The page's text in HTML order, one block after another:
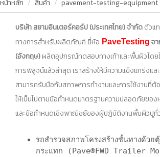
CALIBRATION
CONTACT US
หน้าหลัก สินค้า pavement-testing-equipment
บริษัท สยามอินเตอร์คอร์ป (ประเทศไทย) จำกัดตัวแ
ทางการสำหรับผลิตภัณฑ์ยี่ห้อ PaveTesting จ
(อังกฤษ)ผลิตอุปกรณ์ทดสอบทางเท้าและพื้นผิวโดย
การพิสูจน์แล้วล่าสุด เราสร้างให้มีความแข็งแกร่งแล
สามารถรับมือกับสภาพการทำงานและการใช้งานที่ต้
ให้เป็นไปตามข้อกำหนดมาตรฐานความปลอดภัยขอ
และข้อกำหนดเชิงพาณิชย์ของผู้ปฏิบัติงานพื้นผิวปูทั่
รถสำรวจสภาพโครงสร้างชั้นทางด้วย
กระแทก (Pave®FWD Trailer